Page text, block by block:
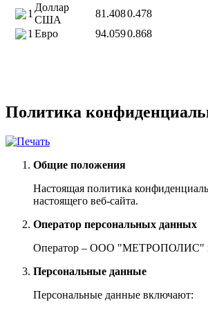
1
Доллар
США
81.4080.478
1 Евро 94.0590.868
Политика
Общие положения
Настоящая политика
настоящего веб-сайта.
Оператор персональных данных
Оператор – ООО "МЕТРОПОЛИС" в
Персональные данные
Персональные данные включают: